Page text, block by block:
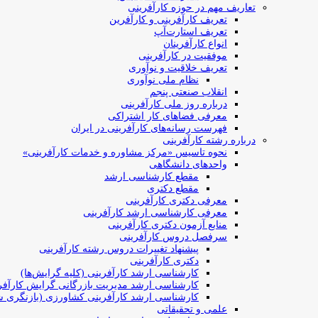
تعاریف مهم در حوزه کارآفرینی
تعریف کارآفرینی و کارآفرین
تعریف استارت‌آپ
انواع کارآفرینان
موفقیت در کارآفرینی
تعریف خلاقیت و نوآوری
نظام ملی نوآوری
انقلاب صنعتی پنجم
درباره روز ملی کارآفرینی
معرفی فضاهای کار اشتراکی
فهرست رسانه‌های کارآفرینی در ایران
درباره رشته کارآفرینی
نحوه تاسیس «مرکز مشاوره و خدمات کارآفرینی»
واحدهای دانشگاهی
مقطع کارشناسی ارشد
مقطع دکتری
معرفی دکتری کارآفرینی
معرفی کارشناسی ارشد کارآفرینی
منابع آزمون دکتری کارآفرینی
سرفصل دروس کارآفرینی
پیشنهاد تغییرات دروس رشته کارآفرینی
دکتری کارآفرینی
کارشناسی ارشد کارآفرینی (کلیه گرایش‌ها)
کارشناسی ارشد مدیریت بازرگانی گرایش
کارشناسی ارشد کارآفرینی کشاورزی (بازنگری
علمی و تحقیقاتی